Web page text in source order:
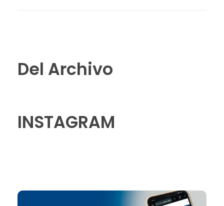
Del Archivo
INSTAGRAM